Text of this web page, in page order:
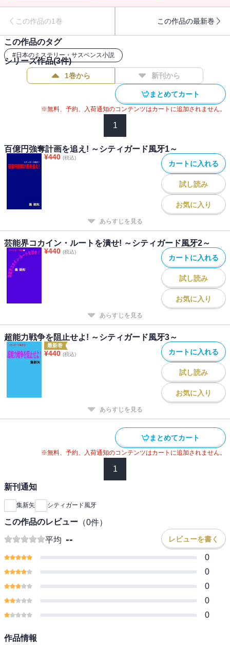
この作品の1巻 この作品の最新巻
この作品のタグ
#日本のミステリー・サスペンス小説
シリーズ作品(3件)
1巻から 新刊から
まとめてカート
※無料、予約、入荷通知のコンテンツはカートに追加されません。
1
百億円強奪計画を追え! ～シティガード風牙1～
¥440 (税込)
カートに入れる
試し読み
お気に入り
あらすじを見る
芸能界コカイン・ルートを潰せ! ～シティガード風牙2～
¥440 (税込)
カートに入れる
試し読み
お気に入り
あらすじを見る
超能力戦争を阻止せよ! ～シティガード風牙3～
最新巻
¥440 (税込) カートに入れる
試し読み
お気に入り
あらすじを見る
まとめてカート
※無料、予約、入荷通知のコンテンツはカートに追加されません。
1
新刊通知
集新矢 シティガード風牙
この作品のレビュー （0件）
平均 -- レビューを書く
0
0
0
0
0
作品情報